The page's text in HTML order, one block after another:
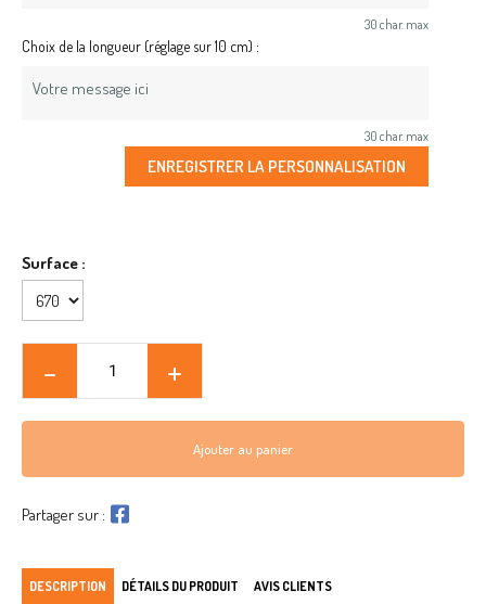
DESCRIPTION DÉTAILS DU PRODUIT AVIS CLIENTS
30 char. max
Choix de la longueur (réglage sur 10 cm) :
30 char. max
ENREGISTRER LA PERSONNALISATION
Surface :
Ajouter au panier
Partager sur :